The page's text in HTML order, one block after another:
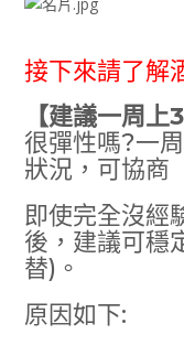
接下來請了解
【建議一周上
很彈性嗎?一
狀況，可協商
即使完全沒經
後，建議可穩
替)。
原因如下: